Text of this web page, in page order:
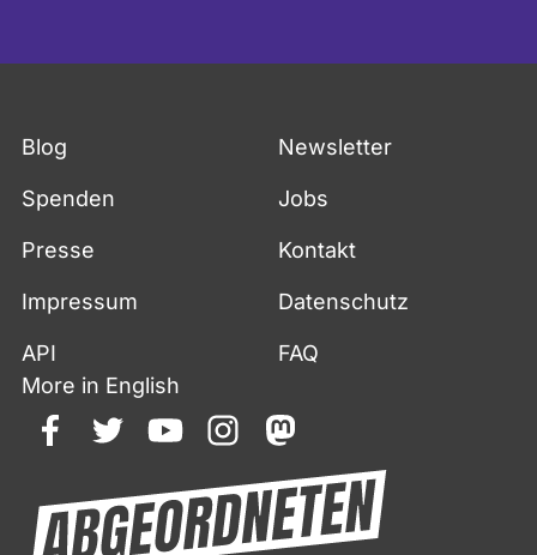
Fußzeile
Blog Newsletter
Spenden Jobs
Presse Kontakt
Impressum Datenschutz
API
FAQ
More in English
facebooktwitteryoutubeinstagrammastodon